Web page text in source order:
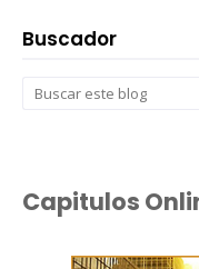
Buscador
Capitulos